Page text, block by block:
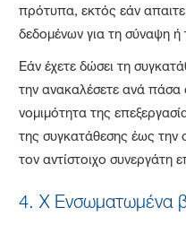
πρότυπα, εκτός εάν
δεδομένων για τη σύναψη ή
Εάν έχετε δώσει τη
την ανακαλέσετε ανά πάσα
νομιμότητα της
της συγκατάθεσης έως την
τον αντίστοιχο συνεργάτη
4. X Ενσωματωμένα